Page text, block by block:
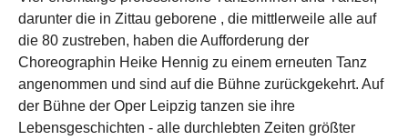
darunter die in Zittau geborene , die mittlerweile alle auf
die 80 zustreben, haben die Aufforderung der
Choreographin Heike Hennig zu einem erneuten Tanz
angenommen und sind auf die Bühne zurückgekehrt. Auf
der Bühne der Oper Leipzig tanzen sie ihre
Lebensgeschichten - alle durchlebten Zeiten größter